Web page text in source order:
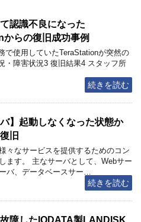
認識不良になった
らの復旧成功事例
で使用していたTeraStationが突然の
・障害状況3 復旧結果4 スタッフ所
続きを読む
バ】起動しなくなった状態か
旧
々なサービスを提供するためのコン
ます。 主なサーバとして、Webサー
バ、データベースサー…
続きを読む